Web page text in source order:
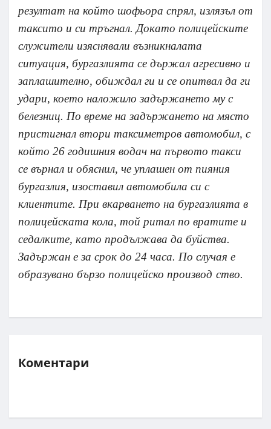
резултат на който шофьора спрял, излязъл от
таксито и си тръгнал. Докато полицейските
служители изяснявали възникналата
ситуация, бургазлията се държал агресивно и
заплашително, обиждал ги и се опитвал да ги
удари, което наложило задържането му с
белезниц. По време на задържането на място
пристигнал втори таксиметров автомобил, с
който 26 годишния водач на първото такси
се върнал и обяснил, че уплашен от пияния
бургазлия, изоставил автомобила си с
клиентите. При вкарването на бургазлията в
полицейската кола, той ритал по вратите и
седалките, като продължава да буйства.
Задържан е за срок до 24 часа. По случая е
образувано бързо полицейско производ ство.
Коментари